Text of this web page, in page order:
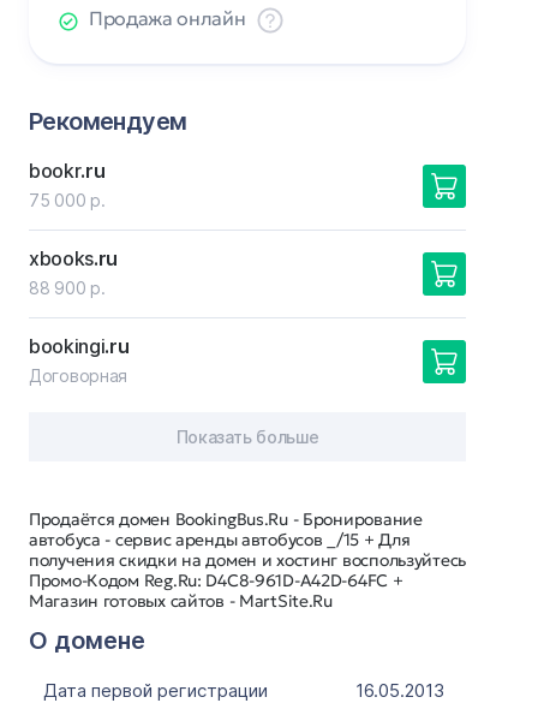
Продаётся домен BookingBus.Ru - Бронирование
автобуса - сервис аренды автобусов _/15 + Для
получения скидки на домен и хостинг воспользуйтесь
Промо-Кодом Reg.Ru: D4C8-961D-A42D-64FC +
Магазин готовых сайтов - MartSite.Ru
О домене
Дата первой регистрации
16.05.2013
Продажа онлайн
Рекомендуем
bookr.ru
75 000 р.
xbooks.ru
88 900 р.
bookingi.ru
Договорная
Показать больше